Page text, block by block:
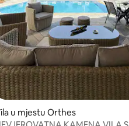
5 od 5, recenzija: 3
u mjestu Orthes